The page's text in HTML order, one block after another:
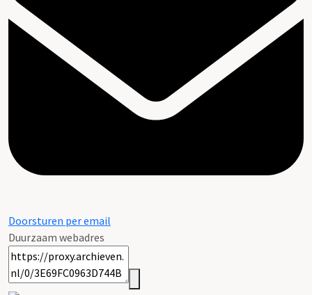
Doorsturen per email
Duurzaam webadres